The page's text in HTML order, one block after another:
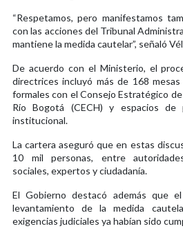
“Respetamos, pero manifestamos
con las acciones del Tribunal
mantiene la medida cautelar”, señaló
De acuerdo con el Ministerio, el
directrices incluyó más de 168
formales con el Consejo Estratégico
Río Bogotá (CECH) y espacios de
institucional.
La cartera aseguró que en estas
10 mil personas, entre
sociales, expertos y ciudadanía.
El Gobierno destacó además que
levantamiento de la medida
exigencias judiciales ya habían sido